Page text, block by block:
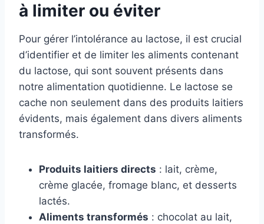
à limiter ou éviter
Pour gérer l’intolérance au lactose, il est crucial
d’identifier et de limiter les aliments contenant
du lactose, qui sont souvent présents dans
notre alimentation quotidienne. Le lactose se
cache non seulement dans des produits laitiers
évidents, mais également dans divers aliments
transformés.
Produits laitiers directs : lait, crème,
crème glacée, fromage blanc, et desserts
lactés.
Aliments transformés : chocolat au lait,